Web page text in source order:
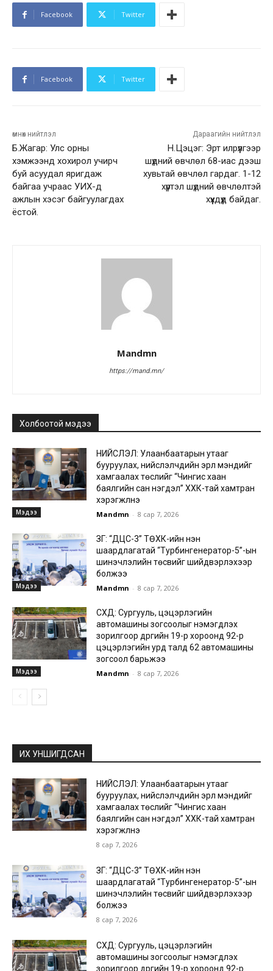
Facebook Twitter
Facebook Twitter
өмнөх нийтлэл
Б.Жагар: Улс орны
хэмжээнд хохирол учирч
буй асуудал яригдаж
байгаа учраас УИХ-д
ажлын хэсэг байгуулагдах
ёстой.
Дараагийн нийтлэл
Н.Цэцэг: Эрт илрүүлгээр
шүдний өвчлөл 68-иас дээш
хувьтай өвчлөл гардаг. 1-12
хүртэл шүдний өвчлөлтэй
хүүхдүүд байдаг.
Mandmn
https://mand.mn/
Холбоотой мэдээ
Мэдээ
НИЙСЛЭЛ: Улаанбаатарын утааг
бууруулах, нийслэлчүүдийн эрүүл мэндийг
хамгаалах төслийг “Чингис хаан
баялгийн сан нэгдэл” ХХК-тай хамтран
хэрэгжүүлнэ
Mandmn - 8 сар 7, 2026
Мэдээ
ЗГ: “ДЦС-3” ТӨХК-ийн нэн
шаардлагатай “Турбингенератор-5”-ын
шинэчлэлийн төсвийг шийдвэрлэхээр
болжээ
Mandmn - 8 сар 7, 2026
Мэдээ
СХД: Сургууль, цэцэрлэгийн
автомашины зогсоолыг нэмэгдүүлэх
зорилгоор дүүргийн 19-р хороонд 92-р
цэцэрлэгийн урд талд 62 автомашины
зогсоол барьжээ
Mandmn - 8 сар 7, 2026
ИХ УНШИГДСАН
НИЙСЛЭЛ: Улаанбаатарын утааг
бууруулах, нийслэлчүүдийн эрүүл мэндийг
хамгаалах төслийг “Чингис хаан
баялгийн сан нэгдэл” ХХК-тай хамтран
хэрэгжүүлнэ
8 сар 7, 2026
ЗГ: “ДЦС-3” ТӨХК-ийн нэн
шаардлагатай “Турбингенератор-5”-ын
шинэчлэлийн төсвийг шийдвэрлэхээр
болжээ
8 сар 7, 2026
СХД: Сургууль, цэцэрлэгийн
автомашины зогсоолыг нэмэгдүүлэх
зорилгоор дүүргийн 19-р хороонд 92-р